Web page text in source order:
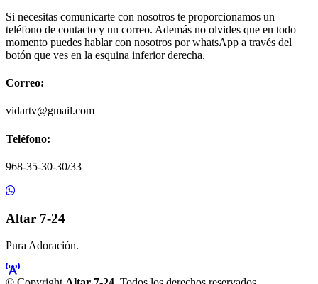
Si necesitas comunicarte con nosotros te proporcionamos un
teléfono de contacto y un correo. Además no olvides que en todo
momento puedes hablar con nosotros por whatsApp a través del
botón que ves en la esquina inferior derecha.
Correo:
vidartv@gmail.com
Teléfono:
968-35-30-30/33
Altar 7-24
Pura Adoración.